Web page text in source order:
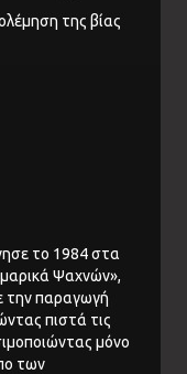
της βίας
το 1984 στα
Ψαχνών»,
την παραγωγή
πιστά τις
μόνο
των